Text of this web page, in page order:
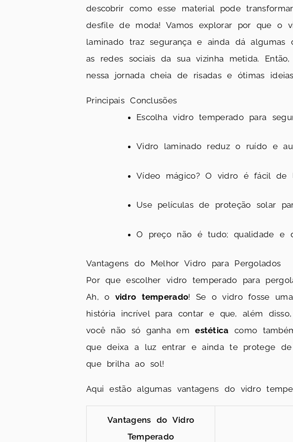
descobrir como esse material pode
desfile de moda! Vamos explorar por que o
laminado traz segurança e ainda dá
as redes sociais da sua vizinha metida.
nessa jornada cheia de risadas e ótimas
Principais Conclusões
Escolha vidro temperado para
Vidro laminado reduz o ruído e
Vídeo mágico? O vidro é fácil de
Use películas de proteção solar
O preço não é tudo; qualidade e
Vantagens do Melhor Vidro para Pergolados
Por que escolher vidro temperado para
Ah, o vidro temperado! Se o vidro fosse
história incrível para contar e que, além
você não só ganha emestética como
que deixa a luz entrar e ainda te protege de
que brilha ao sol!
Aqui estão algumas vantagens do vidro
Vantagens do Vidro
Temperado